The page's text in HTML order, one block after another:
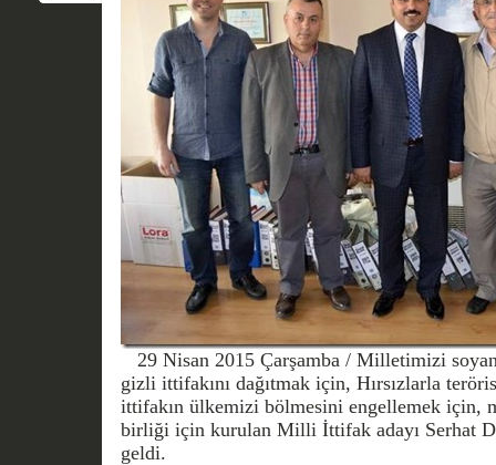
29 Nisan 2015 Çarşamba / Milletimizi
gizli ittifakını dağıtmak için, Hırsızlarla
ittifakın ülkemizi bölmesini engellemek için,
birliği için kurulan Milli İttifak adayı Serhat
geldi.